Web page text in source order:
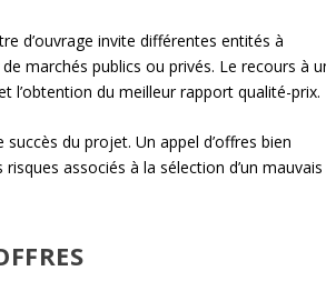
d’ouvrage invite différentes entités à
marchés publics ou privés. Le recours à
l’obtention du meilleur rapport qualité-prix.
du projet. Un appel d’offres bien
associés à la sélection d’un mauvais